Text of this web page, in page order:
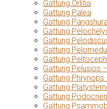
Gattung Orlitia
Gattung Palea
Gattung
Gattung
Gattung
Gattung
Gattung
Gattung Pelusios
Gattung
Gattung
Gattung
Gattung